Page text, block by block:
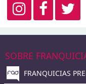
SOBRE
FRANQUICIAS